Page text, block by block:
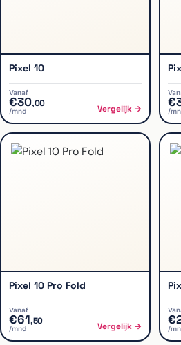
Pixel 10
Vanaf
€30,00
/mnd Vergelijk → €
/
Pixel 10 Pro Fold
Vanaf
€61,50
/mnd Vergelijk → €
/